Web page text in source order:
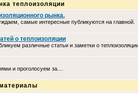
теплоизоляции
рынка.
самые интересные публикуются на главной.
о теплоизоляции
различные статьи и заметки о
и проголосуем за....